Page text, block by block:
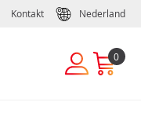
Kontakt Nederland
0